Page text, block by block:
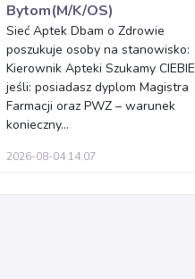
Bytom(M/K/OS)
Sieć Aptek Dbam o Zdrowie
poszukuje osoby na stanowisko:
Kierownik Apteki Szukamy CIEBIE
jeśli: posiadasz dyplom Magistra
Farmacji oraz PWZ – warunek
konieczny...
2026-08-04 14:07